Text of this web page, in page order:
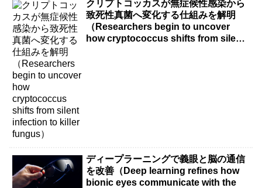
クリプトコッカスが無症候性感染から
致死性真菌へ変化する仕組みを解明
（Researchers begin to uncover
how cryptococcus shifts from silent
ディープラーニングで義眼と脳の通信
を改善（Deep learning refines how
bionic eyes communicate with the